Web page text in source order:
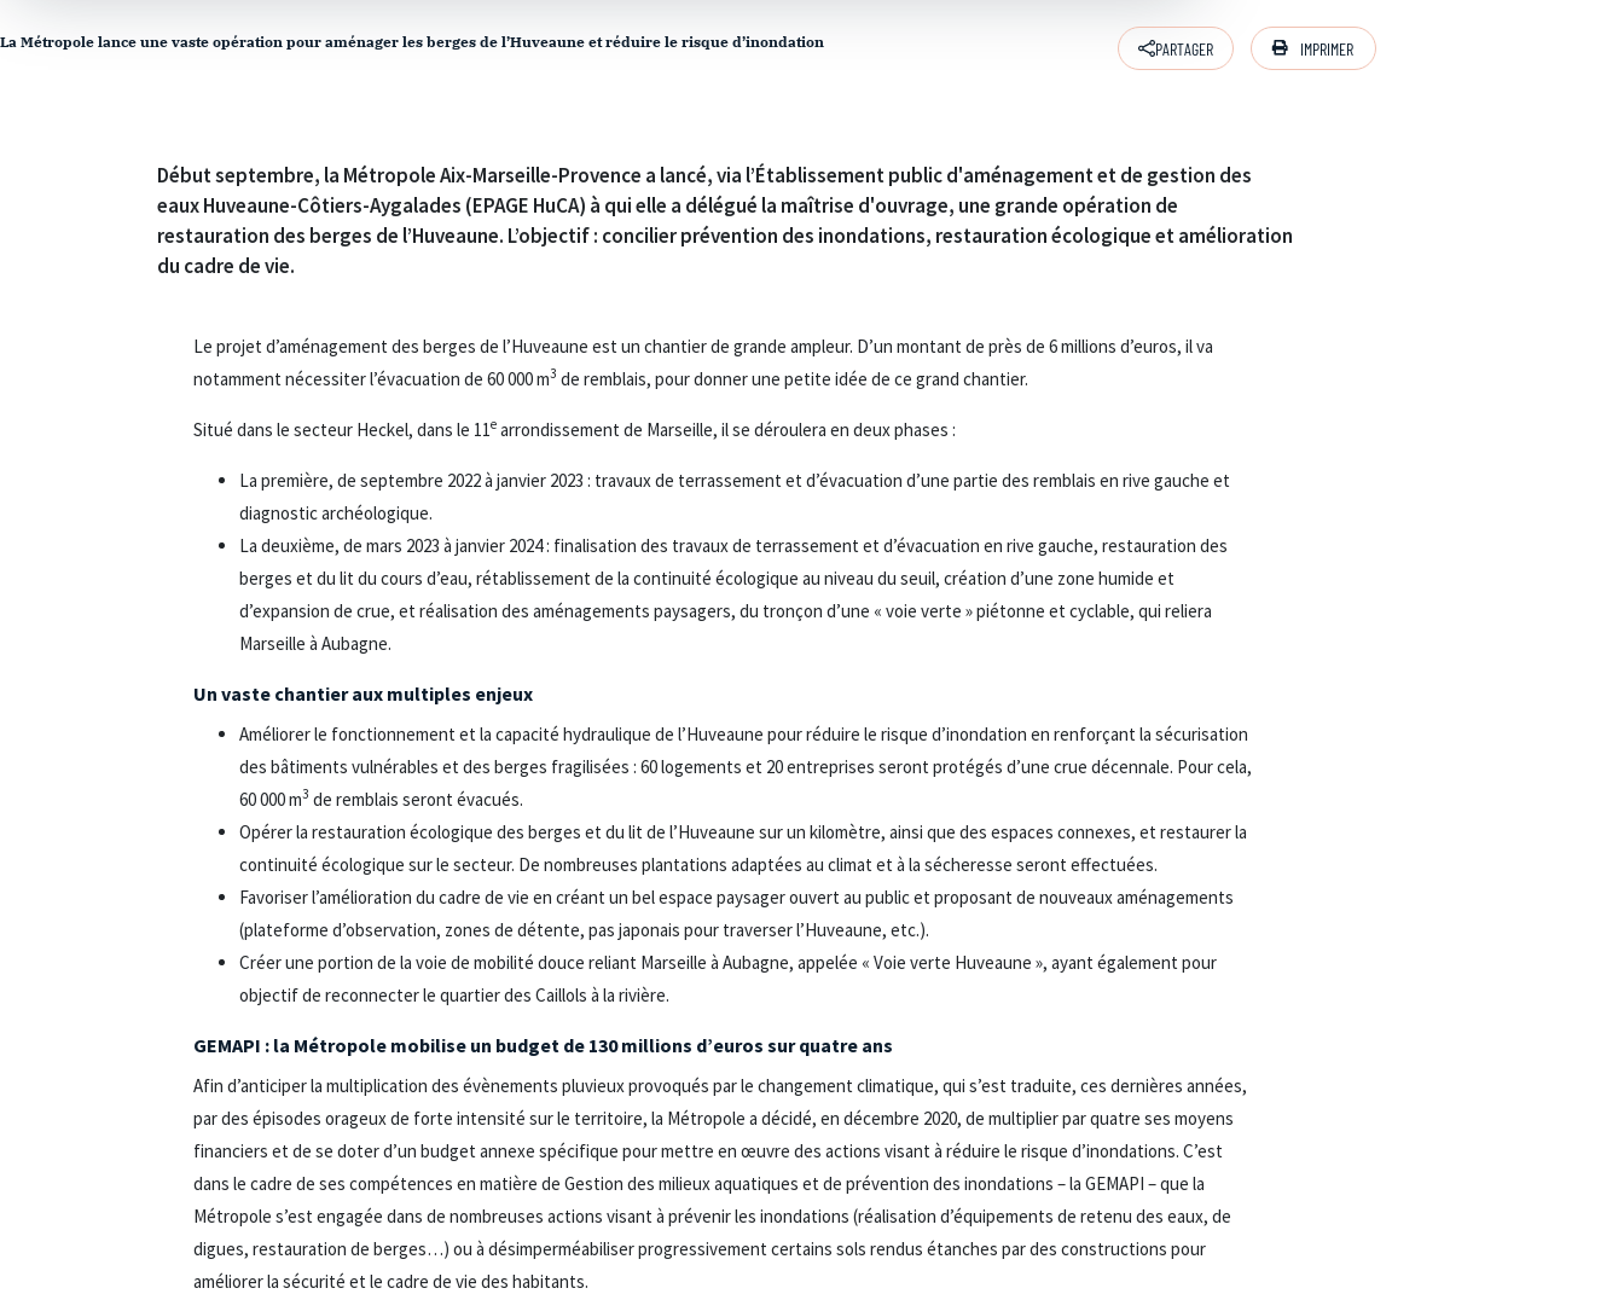
La Métropole lance une vaste opération pour aménager les berges de l’Huveaune et réduire le risque d’inondation PARTAGER IMPRIMER
Début septembre, la Métropole Aix-Marseille-Provence a lancé, via l’Établissement public d'aménagement et de gestion des
eaux Huveaune-Côtiers-Aygalades (EPAGE HuCA) à qui elle a délégué la maîtrise d'ouvrage, une grande opération de
restauration des berges de l’Huveaune. L’objectif : concilier prévention des inondations, restauration écologique et amélioration
du cadre de vie.
Le projet d’aménagement des berges de l’Huveaune est un chantier de grande ampleur. D’un montant de près de 6 millions d’euros, il va
notamment nécessiter l’évacuation de 60 000 m3 de remblais, pour donner une petite idée de ce grand chantier.
Situé dans le secteur Heckel, dans le 11e arrondissement de Marseille, il se déroulera en deux phases :
La première, de septembre 2022 à janvier 2023 : travaux de terrassement et d’évacuation d’une partie des remblais en rive gauche et
diagnostic archéologique.
La deuxième, de mars 2023 à janvier 2024 : finalisation des travaux de terrassement et d’évacuation en rive gauche, restauration des
berges et du lit du cours d’eau, rétablissement de la continuité écologique au niveau du seuil, création d’une zone humide et
d’expansion de crue, et réalisation des aménagements paysagers, du tronçon d’une « voie verte » piétonne et cyclable, qui reliera
Marseille à Aubagne.
Un vaste chantier aux multiples enjeux
Améliorer le fonctionnement et la capacité hydraulique de l’Huveaune pour réduire le risque d’inondation en renforçant la sécurisation
des bâtiments vulnérables et des berges fragilisées : 60 logements et 20 entreprises seront protégés d’une crue décennale. Pour cela,
60 000 m3 de remblais seront évacués.
Opérer la restauration écologique des berges et du lit de l’Huveaune sur un kilomètre, ainsi que des espaces connexes, et restaurer la
continuité écologique sur le secteur. De nombreuses plantations adaptées au climat et à la sécheresse seront effectuées.
Favoriser l’amélioration du cadre de vie en créant un bel espace paysager ouvert au public et proposant de nouveaux aménagements
(plateforme d’observation, zones de détente, pas japonais pour traverser l’Huveaune, etc.).
Créer une portion de la voie de mobilité douce reliant Marseille à Aubagne, appelée « Voie verte Huveaune », ayant également pour
objectif de reconnecter le quartier des Caillols à la rivière.
GEMAPI : la Métropole mobilise un budget de 130 millions d’euros sur quatre ans
Afin d’anticiper la multiplication des évènements pluvieux provoqués par le changement climatique, qui s’est traduite, ces dernières années,
par des épisodes orageux de forte intensité sur le territoire, la Métropole a décidé, en décembre 2020, de multiplier par quatre ses moyens
financiers et de se doter d’un budget annexe spécifique pour mettre en œuvre des actions visant à réduire le risque d’inondations. C’est
dans le cadre de ses compétences en matière de Gestion des milieux aquatiques et de prévention des inondations – la GEMAPI – que la
Métropole s’est engagée dans de nombreuses actions visant à prévenir les inondations (réalisation d’équipements de retenu des eaux, de
digues, restauration de berges…) ou à désimperméabiliser progressivement certains sols rendus étanches par des constructions pour
améliorer la sécurité et le cadre de vie des habitants.